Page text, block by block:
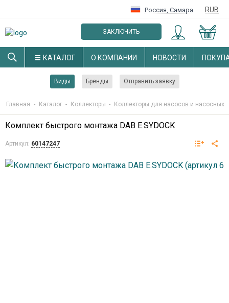
Россия, Самара RUB
ЗАКЛЮЧИТЬ
ОПТОВЫЙ ДОГОВОР
КАТАЛОГ О КОМПАНИИ НОВОСТИ
Виды Бренды Отправить заявку
Главная - Каталог - Коллекторы - Коллекторы для насосов и насосных
Комплект быстрого монтажа DAB E.SYDOCK
Артикул: 60147247